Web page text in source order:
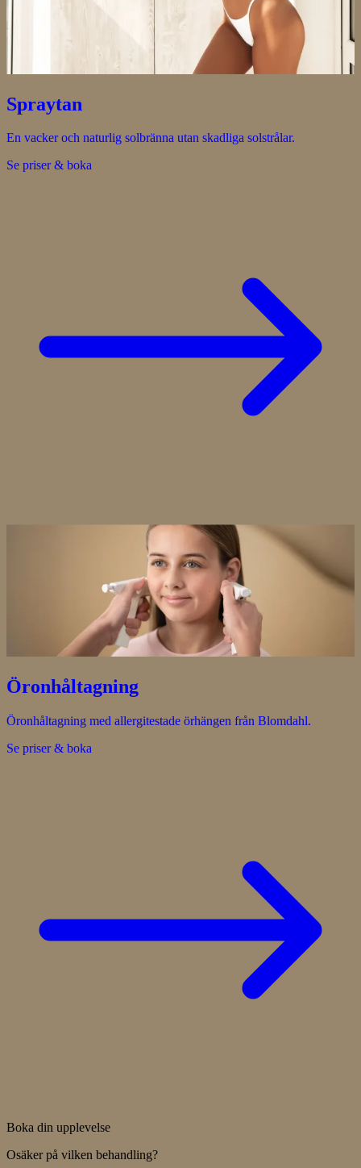
Spraytan
En vacker och naturlig solbränna utan skadliga solstrålar.
Se priser & boka
Öronhåltagning
Öronhåltagning med allergitestade örhängen från Blomdahl.
Se priser & boka
Boka din upplevelse
Osäker på vilken behandling?